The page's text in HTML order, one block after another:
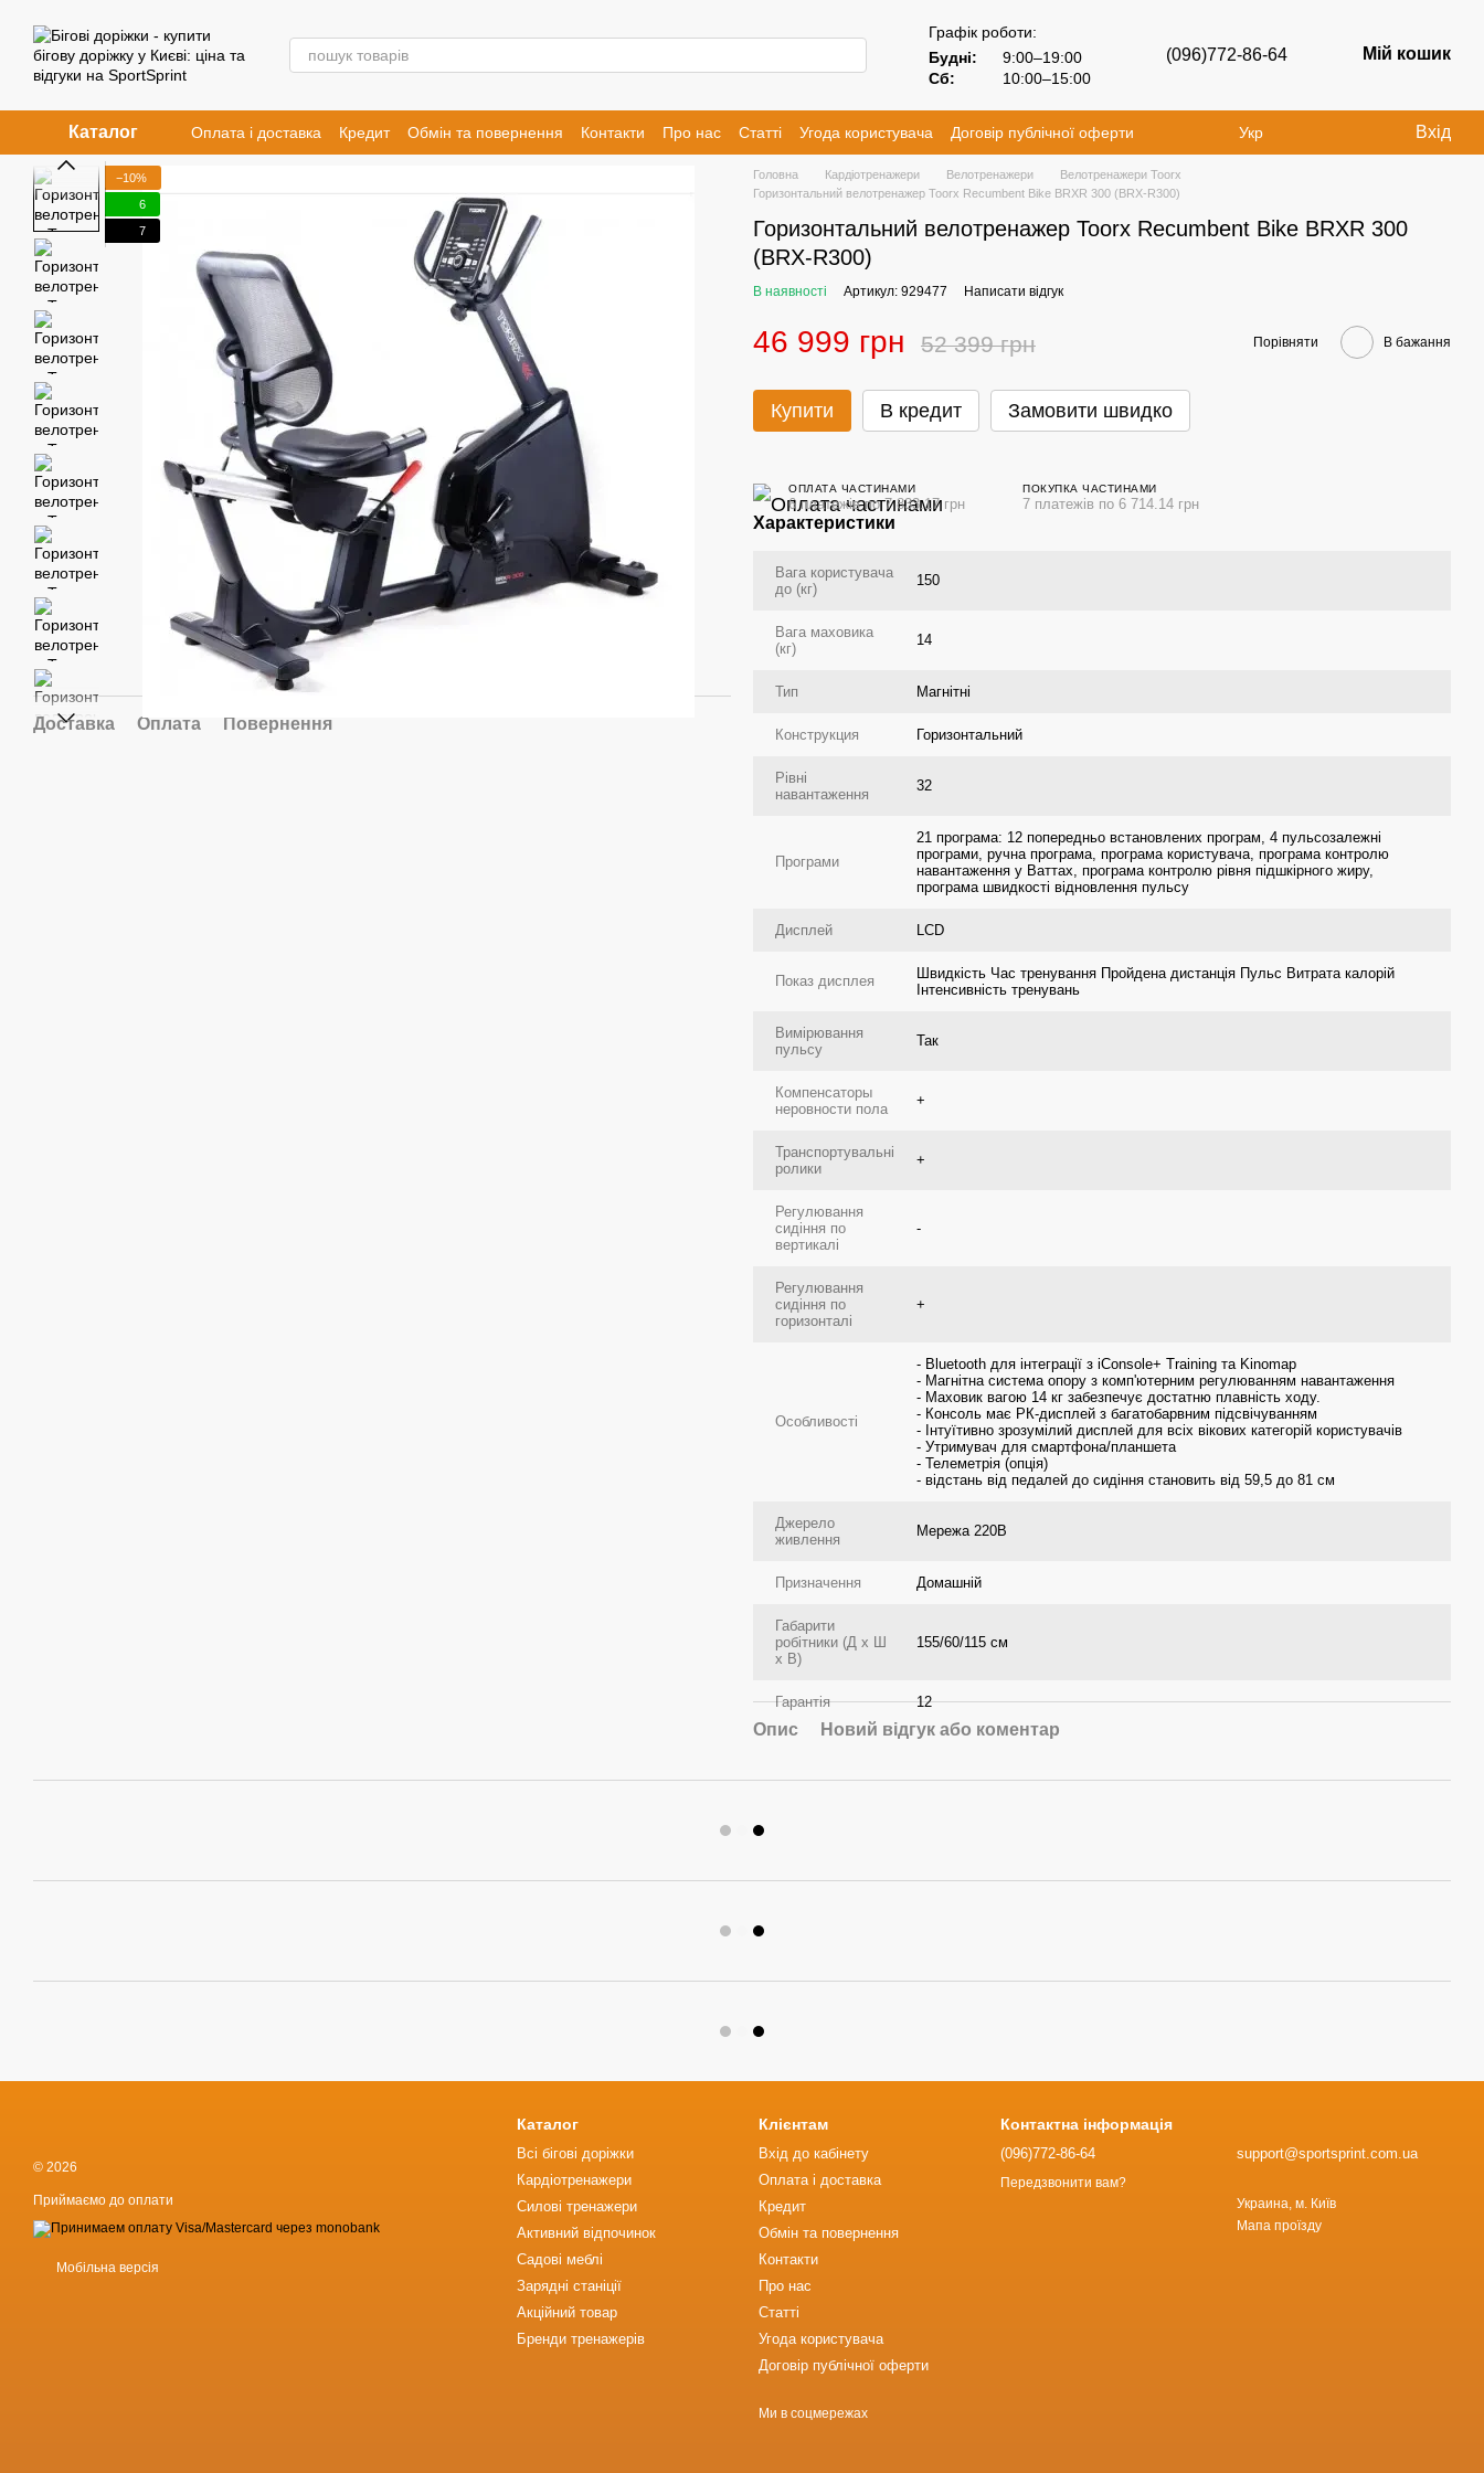
Графік роботи:
Будні:
9:00–19:00
Сб:
10:00–15:00
(096)772-86-64 Мій кошик
Каталог Оплата і доставка Кредит Обмін та повернення Контакти Про нас Статті Угода користувача Договір публічної оферти Укр Вхід
−10%
6
7
Доставка Оплата Повернення
Головна Кардіотренажери Велотренажери
Велотренажери Toorx
Горизонтальний велотренажер Toorx Recumbent Bike BRXR 300 (BRX-R300)
Горизонтальний велотренажер Toorx Recumbent Bike BRXR 300
(BRX-R300)
В наявності Артикул: 929477 Написати відгук
46 999 грн 52 399 грн Порівняти В бажання
Купити В кредит Замовити швидко
ОПЛАТА ЧАСТИНАМИ
6 платежів по 7 833.17 грн
ПОКУПКА ЧАСТИНАМИ
7 платежів по 6 714.14 грн
Характеристики
Вага користувача
до (кг)
150
Вага маховика
(кг)
14
Тип Магнітні
Конструкция Горизонтальний
Рівні
навантаження
32
Програми
21 програма: 12 попередньо встановлених програм, 4 пульсозалежні
програми, ручна програма, програма користувача, програма контролю
навантаження у Ваттах, програма контролю рівня підшкірного жиру,
програма швидкості відновлення пульсу
Дисплей LCD
Показ дисплея
Швидкість Час тренування Пройдена дистанція Пульс Витрата калорій
Інтенсивність тренувань
Вимірювання
пульсу
Так
Компенсаторы
неровности пола
+
Транспортувальні
ролики
+
Регулювання
сидіння по
вертикалі
-
Регулювання
сидіння по
горизонталі
+
Особливості
- Bluetooth для інтеграції з iConsole+ Training та Kinomap
- Магнітна система опору з комп'ютерним регулюванням навантаження
- Маховик вагою 14 кг забезпечує достатню плавність ходу.
- Консоль має РК-дисплей з багатобарвним підсвічуванням
- Інтуїтивно зрозумілий дисплей для всіх вікових категорій користувачів
- Утримувач для смартфона/планшета
- Телеметрія (опція)
- відстань від педалей до сидіння становить від 59,5 до 81 см
Джерело
живлення
Мережа 220В
Призначення Домашній
Габарити
робітники (Д x Ш
x В)
155/60/115 см
Гарантія 12
Опис Новий відгук або коментар
© 2026
Приймаємо до оплати
Мобільна версія
Каталог
Всі бігові доріжки
Кардіотренажери
Силові тренажери
Активний відпочинок
Садові меблі
Зарядні станіції
Акційний товар
Бренди тренажерів
Клієнтам
Вхід до кабінету
Оплата і доставка
Кредит
Обмін та повернення
Контакти
Про нас
Статті
Угода користувача
Договір публічної оферти
Ми в соцмережах
Контактна інформація
(096)772-86-64
Передзвонити вам?
support@sportsprint.com.ua
Украина, м. Київ
Мапа проїзду